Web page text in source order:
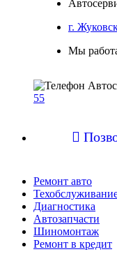
г.
Мы
55

Ремонт авто
Диагностика
Автозапчасти
Шиномонтаж
Ремонт в кредит